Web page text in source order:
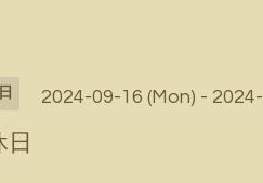
2024-09-16 (Mon) -
日